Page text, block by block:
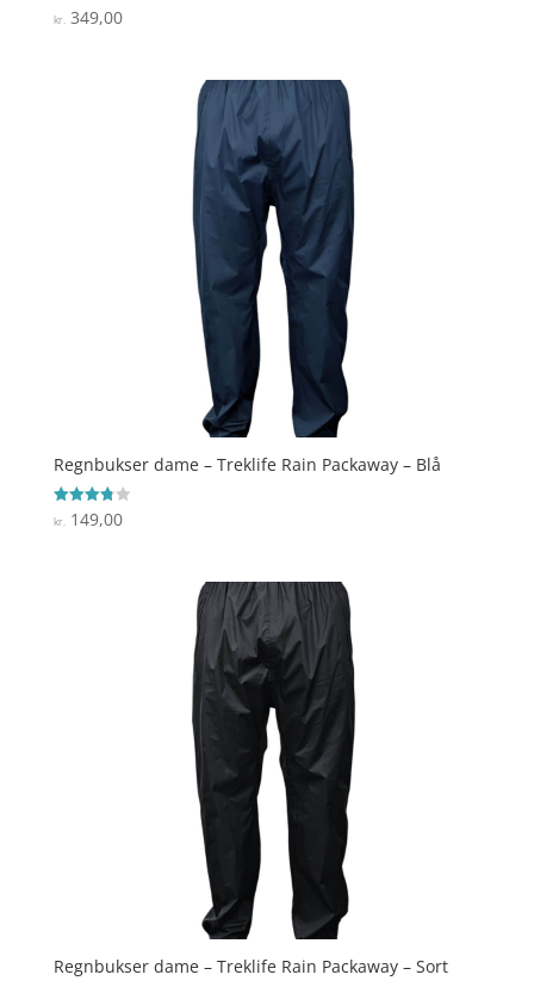
Vurderet
4.3
kr.349,00
Regnbukser dame – Treklife Rain Packaway – Blå
Vurderet
3.8
kr.149,00
Regnbukser dame – Treklife Rain Packaway – Sort